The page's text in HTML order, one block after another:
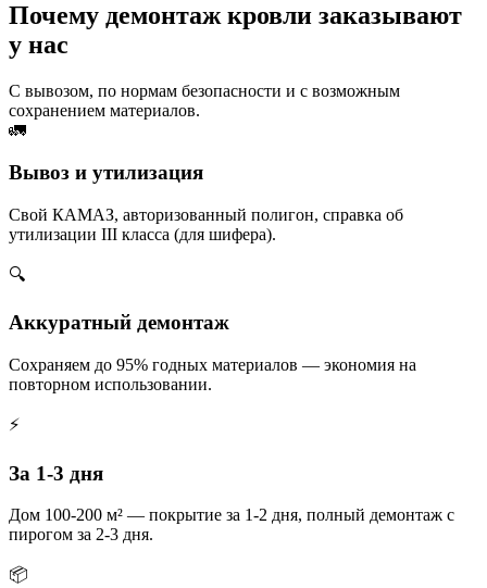
Почему демонтаж кровли заказывают
у нас
С вывозом, по нормам безопасности и с возможным
сохранением материалов.
🚛
Вывоз и утилизация
Свой КАМАЗ, авторизованный полигон, справка об
утилизации III класса (для шифера).
🔍
Аккуратный демонтаж
Сохраняем до 95% годных материалов — экономия на
повторном использовании.
⚡
За 1-3 дня
Дом 100-200 м² — покрытие за 1-2 дня, полный демонтаж с
пирогом за 2-3 дня.
📦